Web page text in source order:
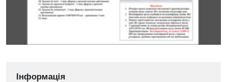
Інформація